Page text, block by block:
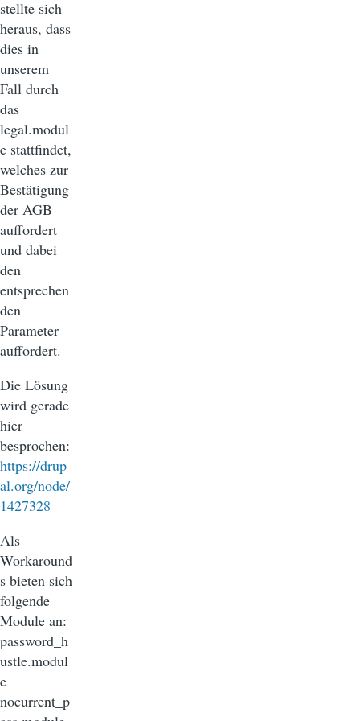
stellte sich
heraus, dass
dies in
unserem
Fall durch
das
legal.modul
e stattfindet,
welches zur
Bestätigung
der AGB
auffordert
und dabei
den
entsprechen
den
Parameter
auffordert.
Die Lösung
wird gerade
hier
besprochen:
https://drup
al.org/node/
1427328
Als
Workaround
s bieten sich
folgende
Module an:
password_h
ustle.modul
e
nocurrent_p